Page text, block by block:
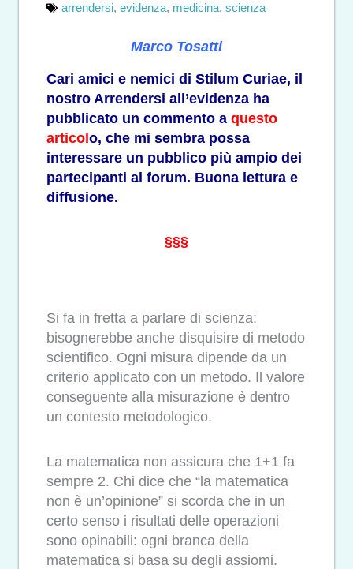
arrendersi, evidenza, medicina, scienza
Marco Tosatti
Cari amici e nemici di Stilum Curiae, il
nostro Arrendersi all’evidenza ha
pubblicato un commento a questo
articolo, che mi sembra possa
interessare un pubblico più ampio dei
partecipanti al forum. Buona lettura e
diffusione.
§§§
Si fa in fretta a parlare di scienza:
bisognerebbe anche disquisire di metodo
scientifico. Ogni misura dipende da un
criterio applicato con un metodo. Il valore
conseguente alla misurazione è dentro
un contesto metodologico.
La matematica non assicura che 1+1 fa
sempre 2. Chi dice che “la matematica
non è un’opinione” si scorda che in un
certo senso i risultati delle operazioni
sono opinabili: ogni branca della
matematica si basa su degli assiomi.